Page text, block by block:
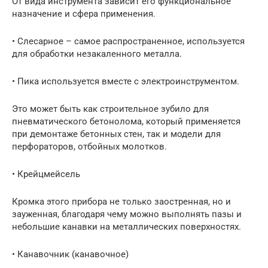
назначение и сфера применения.
• Слесарное – самое распространенное, используется
для обработки незакаленного металла.
• Пика используется вместе с электроинструментом.
Это может быть как строительное зубило для
пневматического бетонолома, который применяется
при демонтаже бетонных стен, так и модели для
перфораторов, отбойных молотков.
• Крейцмейсель
Кромка этого прибора не только заостренная, но и
зауженная, благодаря чему можно выполнять пазы и
небольшие канавки на металлических поверхностях.
• Канавочник (канавочное)